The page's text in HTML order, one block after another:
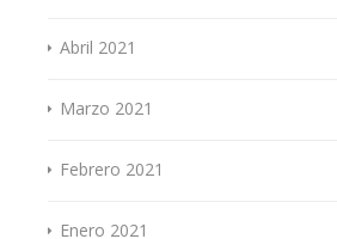
Abril 2021
Marzo 2021
Febrero 2021
Enero 2021